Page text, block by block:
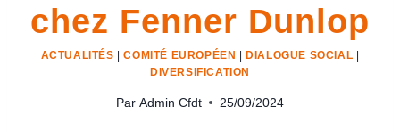
chez Fenner Dunlop
ACTUALITÉS |COMITÉ EUROPÉEN DIALOGUE SOCIAL
DIVERSIFICATION
Par Admin Cfdt 25/09/2024